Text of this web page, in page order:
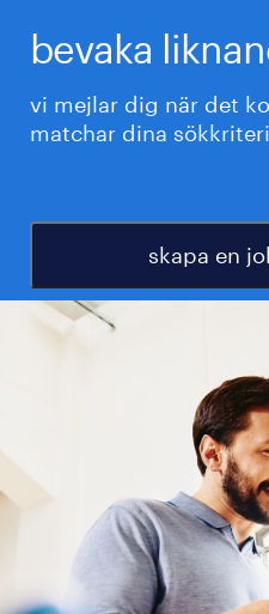
bevaka
vi mejlar dig när det
matchar dina
skapa en